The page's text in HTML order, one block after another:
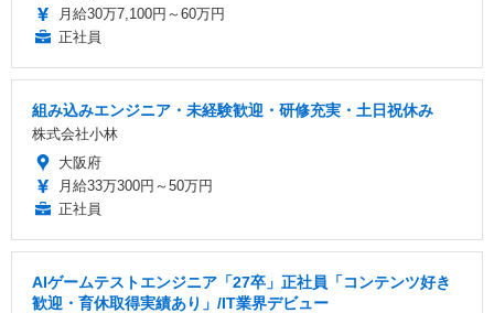
月給30万7,100円～60万円
正社員
組み込みエンジニア・未経験歓迎・研修充実・土日祝休み
株式会社小林
大阪府
月給33万300円～50万円
正社員
AIゲームテストエンジニア「27卒」正社員「コンテンツ好き
歓迎・育休取得実績あり」/IT業界デビュー